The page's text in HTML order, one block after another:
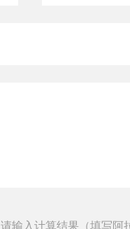
请输入计算结果（填写阿